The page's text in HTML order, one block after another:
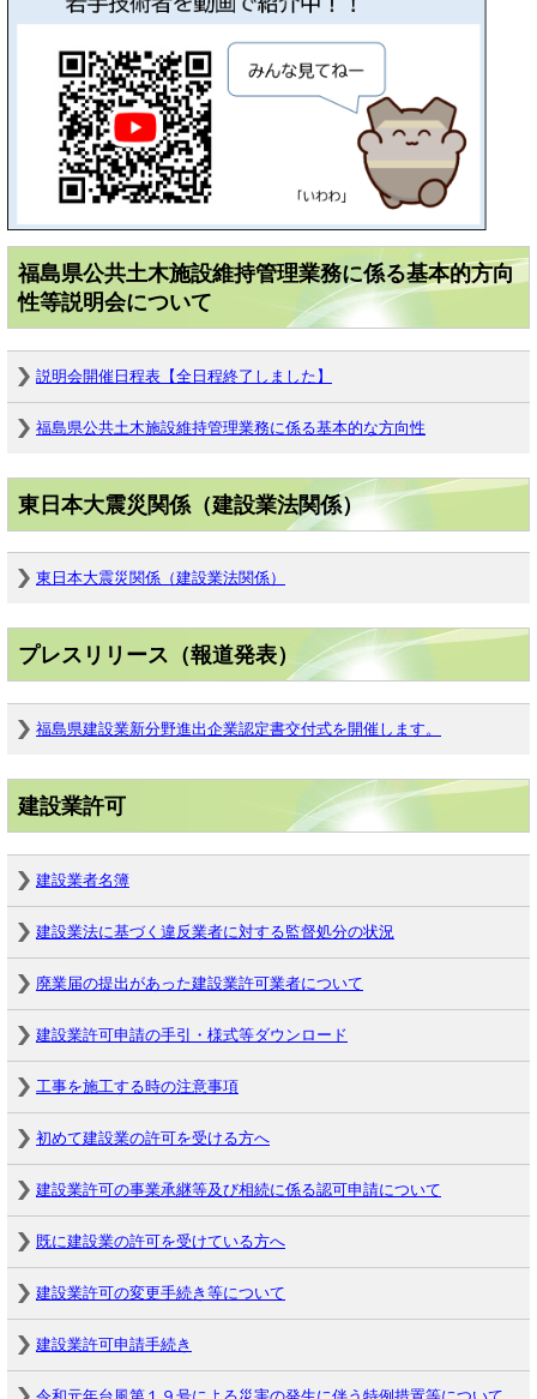
福島県公共土木施設維持管理業務に係る基本的方向
性等説明会について
説明会開催日程表【全日程終了しました】
福島県公共土木施設維持管理業務に係る基本的な方向性
東日本大震災関係（建設業法関係）
東日本大震災関係（建設業法関係）
プレスリリース（報道発表）
福島県建設業新分野進出企業認定書交付式を開催します。
建設業許可
建設業者名簿
建設業法に基づく違反業者に対する監督処分の状況
廃業届の提出があった建設業許可業者について
建設業許可申請の手引・様式等ダウンロード
工事を施工する時の注意事項
初めて建設業の許可を受ける方へ
建設業許可の事業承継等及び相続に係る認可申請について
既に建設業の許可を受けている方へ
建設業許可の変更手続き等について
建設業許可申請手続き